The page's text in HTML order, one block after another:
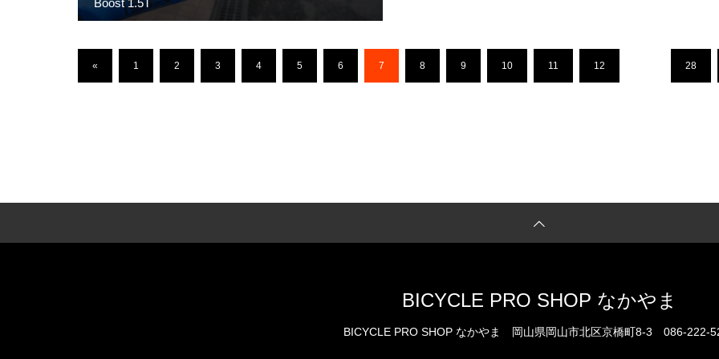
Boost 1.5T
« 1 2 3 4 5 6 7 8 9 10 11 12 28
BICYCLE PRO SHOP なかやま
BICYCLE PRO SHOP なかやま 岡山県岡山市北区京橋町8-3 086-222-